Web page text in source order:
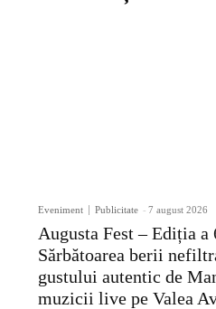
Eveniment Publicitate - 7 august 2026
Augusta Fest – Ediția a
Sărbătoarea berii
gustului autentic de
muzicii live pe Valea